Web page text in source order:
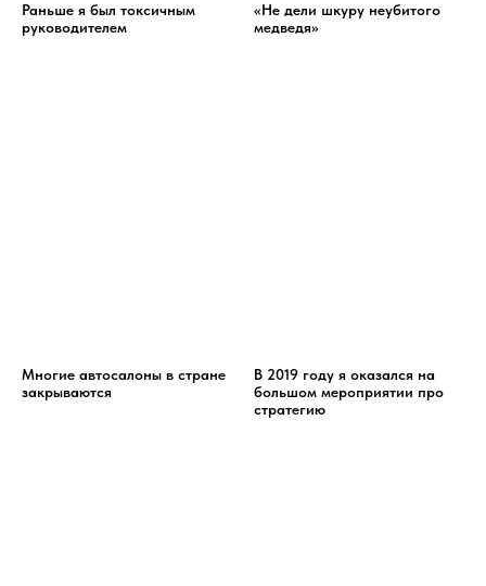
Раньше я был токсичным
руководителем
«Не дели шкуру неубитого
медведя»
Многие автосалоны в стране
закрываются
В 2019 году я оказался на
большом мероприятии про
стратегию